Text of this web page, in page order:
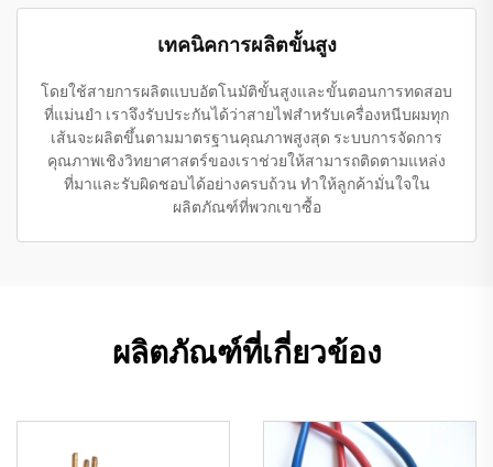
เทคนิคการผลิตขั้นสูง
โดยใช้สายการผลิตแบบอัตโนมัติขั้นสูงและขั้นตอนการทดสอบ
ที่แม่นยำ เราจึงรับประกันได้ว่าสายไฟสำหรับเครื่องหนีบผมทุก
เส้นจะผลิตขึ้นตามมาตรฐานคุณภาพสูงสุด ระบบการจัดการ
คุณภาพเชิงวิทยาศาสตร์ของเราช่วยให้สามารถติดตามแหล่ง
ที่มาและรับผิดชอบได้อย่างครบถ้วน ทำให้ลูกค้ามั่นใจใน
ผลิตภัณฑ์ที่พวกเขาซื้อ
ผลิตภัณฑ์ที่เกี่ยวข้อง